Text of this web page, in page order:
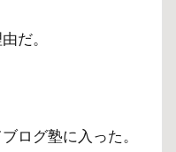
だ。
ログ塾に入った。